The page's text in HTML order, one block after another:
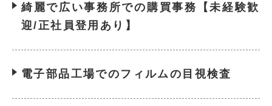
綺麗で広い事務所での購買事務【未経験歓
迎/正社員登用あり】
電子部品工場でのフィルムの目視検査